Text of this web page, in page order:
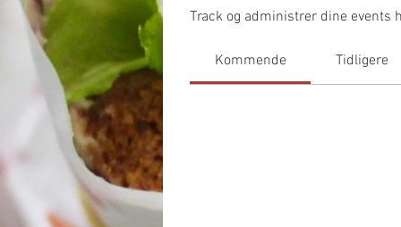
Track og administrer dine events
Kommende Tidligere